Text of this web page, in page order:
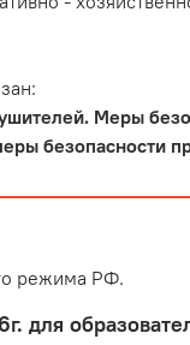
Меры
безопасности
режима РФ.
для